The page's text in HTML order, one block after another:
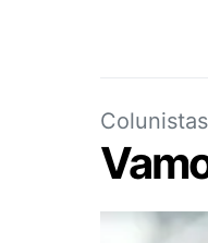
Colunistas